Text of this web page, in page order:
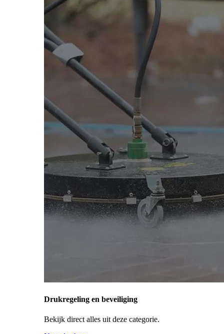
Drukregeling en beveiliging
Bekijk direct alles uit deze categorie.